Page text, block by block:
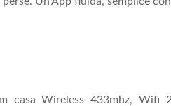
casa Wireless 433mhz, Wifi